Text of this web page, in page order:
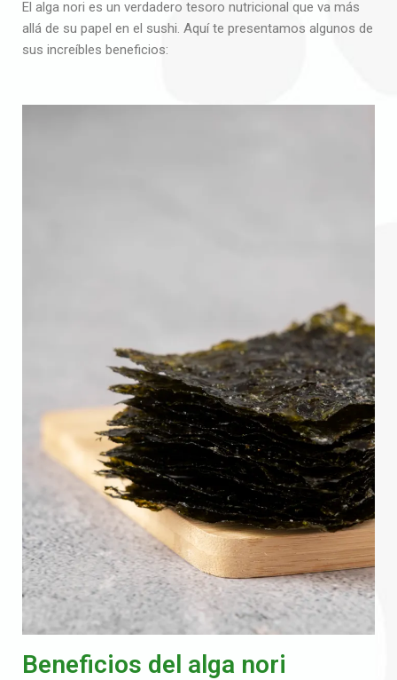
El alga nori es un verdadero tesoro nutricional que va más
allá de su papel en el sushi. Aquí te presentamos algunos de
sus increíbles beneficios:
Beneficios del alga nori